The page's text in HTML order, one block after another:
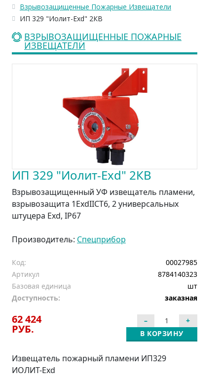
Взрывозащищенные Пожарные Извещатели
ИП 329 "Иолит-Ехd" 2КВ
ВЗРЫВОЗАЩИЩЕННЫЕ ПОЖАРНЫЕ
ИЗВЕЩАТЕЛИ
ИП 329 "Иолит-Ехd" 2КВ
Взрывозащищенный УФ извещатель пламени,
взрывозащита 1ExdIIСT6, 2 универсальных
штуцера Exd, IP67
Производитель: Спецприбор
Код:
00027985
Артикул
8784140323
Базовая единица
шт
Доступность:
заказная
62 424
РУБ. В КОРЗИНУ
Извещатель пожарный пламени ИП329
ИОЛИТ-Ехd